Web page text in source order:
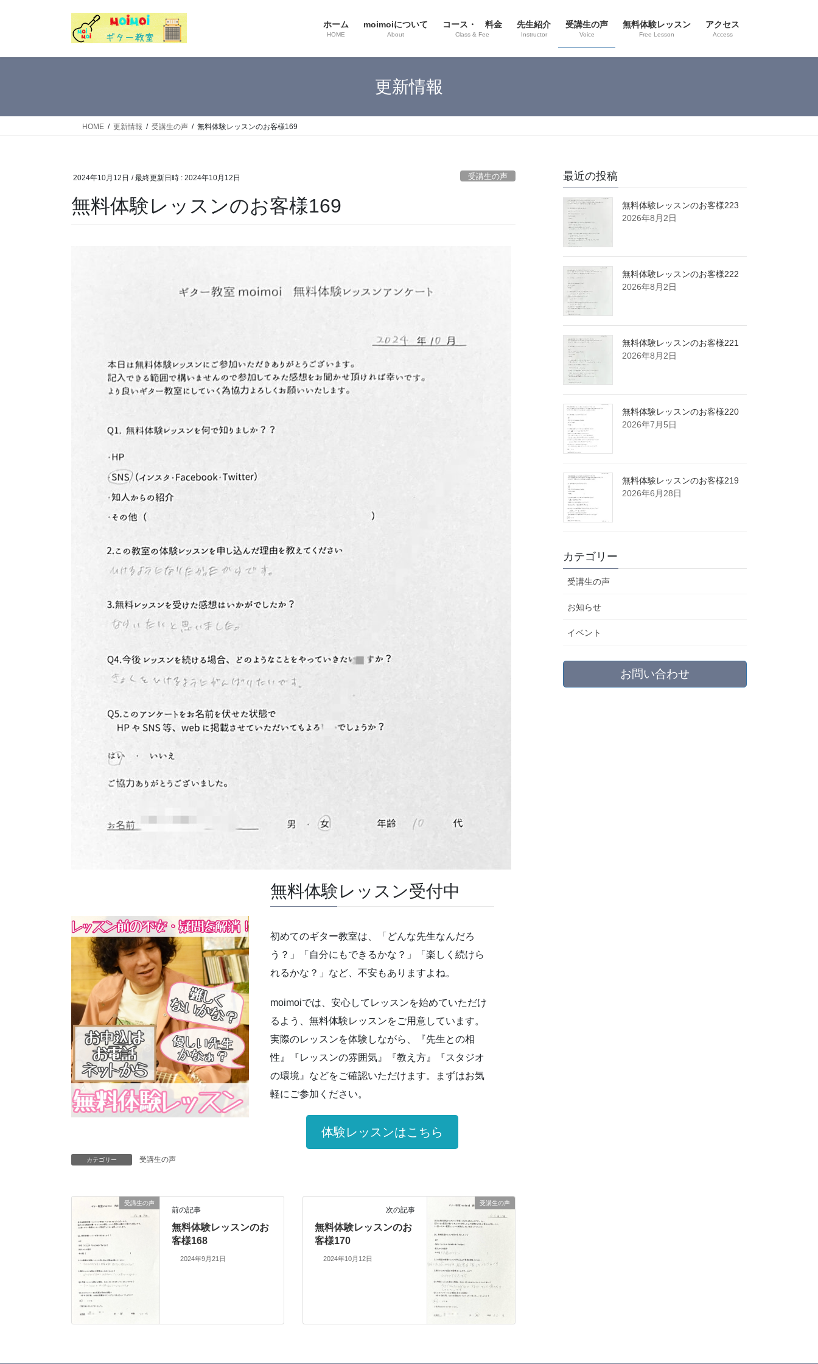
ホーム
HOME
moimoiについて
About
コース・ 料金
Class & Fee
先生紹介
Instructor
受講生の声
Voice
無料体験レッスン
Free Lesson
アクセス
Access
更新情報
HOME 更新情報 受講生の声 無料体験レッスンのお客様169
2024年10月12日 / 最終更新日時 : 2024年10月12日 受講生の声
無料体験レッスンのお客様169
無料体験レッスン受付中
初めてのギター教室は、「どんな先生なんだろ
う？」「自分にもできるかな？」「楽しく続けら
れるかな？」など、不安もありますよね。
moimoiでは、安心してレッスンを始めていただけ
るよう、無料体験レッスンをご用意しています。
実際のレッスンを体験しながら、『先生との相
性』『レッスンの雰囲気』『教え方』『スタジオ
の環境』などをご確認いただけます。まずはお気
軽にご参加ください。
体験レッスンはこちら
カテゴリー 受講生の声
受講生の声
前の記事
無料体験レッスンのお
客様168
2024年9月21日
受講生の声
次の記事
無料体験レッスンのお
客様170
2024年10月12日
最近の投稿
無料体験レッスンのお客様223
2026年8月2日
無料体験レッスンのお客様222
2026年8月2日
無料体験レッスンのお客様221
2026年8月2日
無料体験レッスンのお客様220
2026年7月5日
無料体験レッスンのお客様219
2026年6月28日
カテゴリー
受講生の声
お知らせ
イベント
お問い合わせ